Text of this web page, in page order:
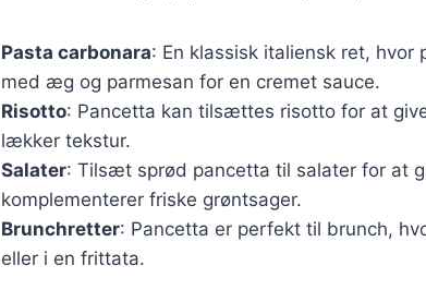
Pasta carbonara: En klassisk italiensk ret,
med æg og parmesan for en cremet sauce.
Risotto: Pancetta kan tilsættes risotto for at
lækker tekstur.
Salater: Tilsæt sprød pancetta til salater for at
komplementerer friske grøntsager.
Brunchretter: Pancetta er perfekt til brunch,
eller i en frittata.